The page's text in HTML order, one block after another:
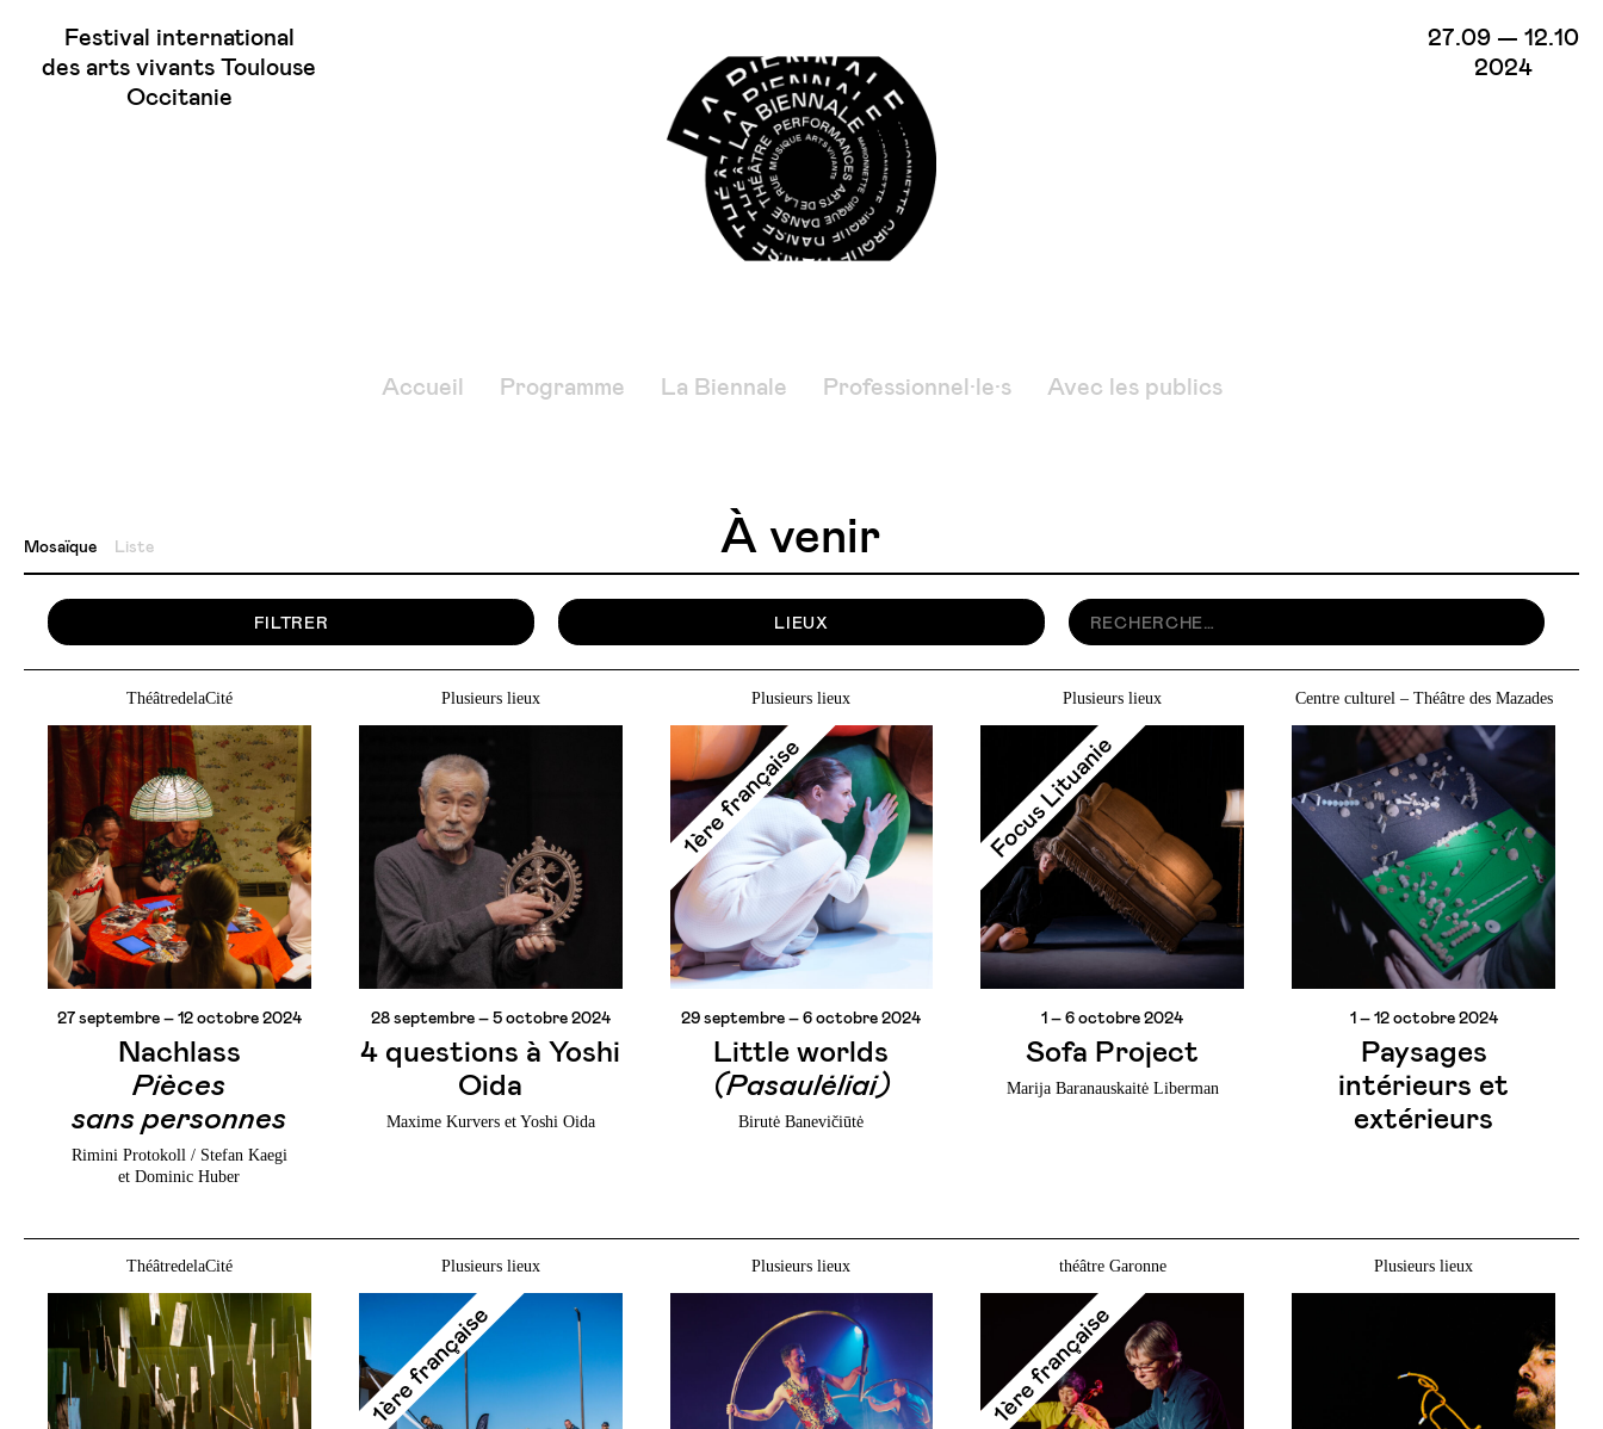
Festival international
des arts vivants Toulouse
Occitanie
27.09 — 12.10
2024
Accueil Programme La Biennale Professionnel·le·s Avec les publics
Mosaïque Liste À venir
FILTRER LIEUX
ThéâtredelaCité
27 septembre – 12 octobre 2024
Nachlass
Pièces
sans personnes
Rimini Protokoll / Stefan Kaegi
et Dominic Huber
Plusieurs lieux
28 septembre – 5 octobre 2024
4 questions à Yoshi
Oida
Maxime Kurvers et Yoshi Oida
Plusieurs lieux
1ère française
29 septembre – 6 octobre 2024
Little worlds
(Pasaulėliai)
Birutė Banevičiūtė
Plusieurs lieux
Focus Lituanie
1 – 6 octobre 2024
Sofa Project
Marija Baranauskaitė Liberman
Centre culturel – Théâtre des Mazades
1 – 12 octobre 2024
Paysages
intérieurs et
extérieurs
ThéâtredelaCité Plusieurs lieux
1ère française
Plusieurs lieux théâtre Garonne
1ère française
Plusieurs lieux